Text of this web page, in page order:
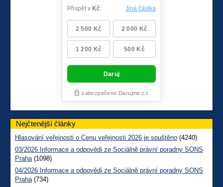
Nejčtenější články
Hlasování veřejnosti o Cenu veřejnosti 2026 je spuštěno (4240)
03/2026 Informace a odpovědi ze Sociálně právní poradny SONS
Praha(1098)
04/2026 Informace a odpovědi ze Sociálně právní poradny SONS
Praha(734)